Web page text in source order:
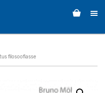
filosoofiasse